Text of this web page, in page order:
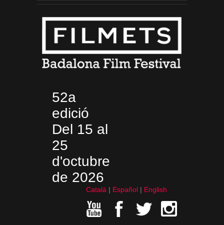
52a
edició
Del 15 al
25
d'octubre
de 2026
Català Español English